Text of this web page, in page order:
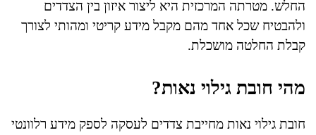
החלש. מטרתה המרכזית היא ליצור איזון בין הצדדים
ולהבטיח שכל אחד מהם מקבל מידע קריטי ומהותי לצורך
קבלת החלטה מושכלת.
מהי חובת גילוי נאות?
חובת גילוי נאות מחייבת צדדים לעסקה לספק מידע רלוונטי